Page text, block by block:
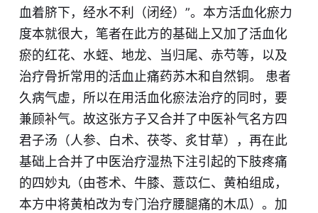
血着脐下，经水不利（闭经）”。本方活血化瘀力
度本就很大，笔者在此方的基础上又加了活血化
瘀的红花、水蛭、地龙、当归尾、赤芍等，以及
治疗骨折常用的活血止痛药苏木和自然铜。
患者
久病气虚，所以在用活血化瘀法治疗的同时，要
兼顾补气。故这张方子又合并了中医补气名方四
君子汤（人参、白术、茯苓、炙甘草），再在此
基础上合并了中医治疗湿热下注引起的下肢疼痛
的四妙丸（由苍术、牛膝、薏苡仁、黄柏组成，
本方中将黄柏改为专门治疗腰腿痛的木瓜）。加